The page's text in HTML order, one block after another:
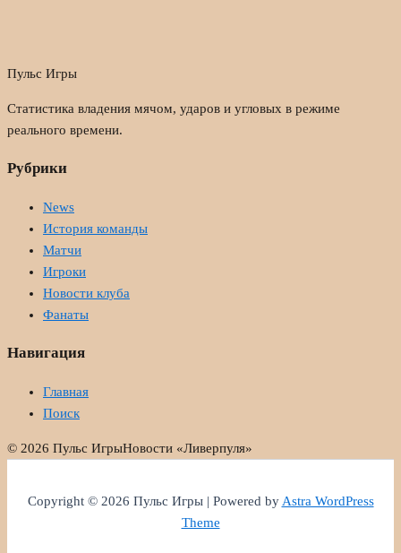
Пульс Игры
Статистика владения мячом, ударов и угловых в режиме
реального времени.
Рубрики
News
История команды
Матчи
Игроки
Новости клуба
Фанаты
Навигация
Главная
Поиск
© 2026 Пульс ИгрыНовости «Ливерпуля»
Copyright © 2026 Пульс Игры | Powered byAstra WordPress
Theme